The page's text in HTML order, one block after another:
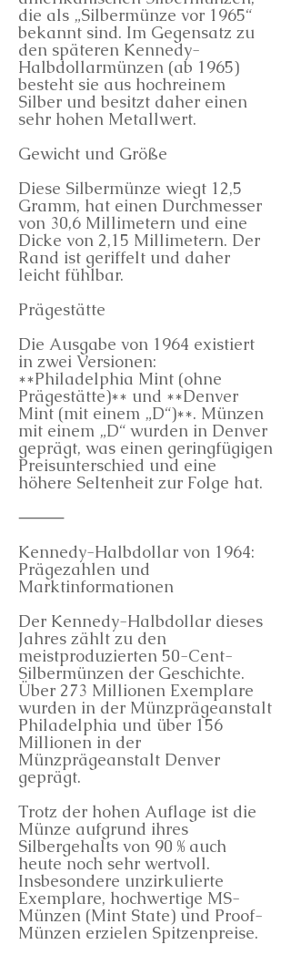
die als „Silbermünze vor 1965“
bekannt sind. Im Gegensatz zu
den späteren Kennedy-
Halbdollarmünzen (ab 1965)
besteht sie aus hochreinem
Silber und besitzt daher einen
sehr hohen Metallwert.
Gewicht und Größe
Diese Silbermünze wiegt 12,5
Gramm, hat einen Durchmesser
von 30,6 Millimetern und eine
Dicke von 2,15 Millimetern. Der
Rand ist geriffelt und daher
leicht fühlbar.
Prägestätte
Die Ausgabe von 1964 existiert
in zwei Versionen:
**Philadelphia Mint (ohne
Prägestätte)** und **Denver
Mint (mit einem „D“)**. Münzen
mit einem „D“ wurden in Denver
geprägt, was einen geringfügigen
Preisunterschied und eine
höhere Seltenheit zur Folge hat.
⸻
Kennedy-Halbdollar von 1964:
Prägezahlen und
Marktinformationen
Der Kennedy-Halbdollar dieses
Jahres zählt zu den
meistproduzierten 50-Cent-
Silbermünzen der Geschichte.
Über 273 Millionen Exemplare
wurden in der Münzprägeanstalt
Philadelphia und über 156
Millionen in der
Münzprägeanstalt Denver
geprägt.
Trotz der hohen Auflage ist die
Münze aufgrund ihres
Silbergehalts von 90 % auch
heute noch sehr wertvoll.
Insbesondere unzirkulierte
Exemplare, hochwertige MS-
Münzen (Mint State) und Proof-
Münzen erzielen Spitzenpreise.